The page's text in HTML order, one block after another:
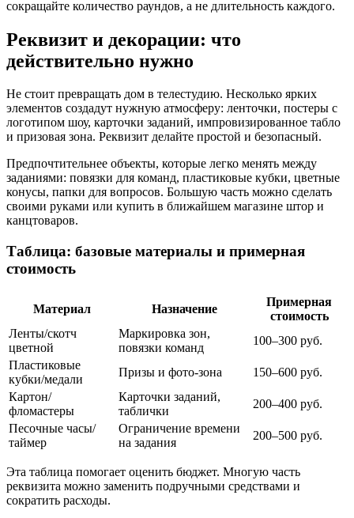
сокращайте количество раундов, а не длительность каждого.
Реквизит и декорации: что
действительно нужно
Не стоит превращать дом в телестудию. Несколько ярких
элементов создадут нужную атмосферу: ленточки, постеры с
логотипом шоу, карточки заданий, импровизированное табло
и призовая зона. Реквизит делайте простой и безопасный.
Предпочтительнее объекты, которые легко менять между
заданиями: повязки для команд, пластиковые кубки, цветные
конусы, папки для вопросов. Большую часть можно сделать
своими руками или купить в ближайшем магазине штор и
канцтоваров.
Таблица: базовые материалы и примерная
стоимость
Материал Назначение
Примерная
стоимость
Ленты/скотч
цветной
Маркировка зон,
повязки команд
100–300 руб.
Пластиковые
кубки/медали
Призы и фото-зона
150–600 руб.
Картон/
фломастеры
Карточки заданий,
таблички
200–400 руб.
Песочные часы/
таймер
Ограничение времени
на задания
200–500 руб.
Эта таблица помогает оценить бюджет. Многую часть
реквизита можно заменить подручными средствами и
сократить расходы.